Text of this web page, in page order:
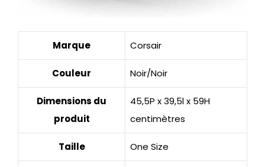
Marque Corsair
Couleur Noir/Noir
Dimensions du
produit
45,5P x 39,5l x 59H
centimètres
Taille One Size